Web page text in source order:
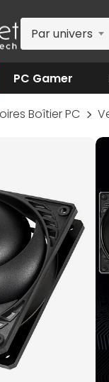
Par univers
PC Gamer
Boîtier PC